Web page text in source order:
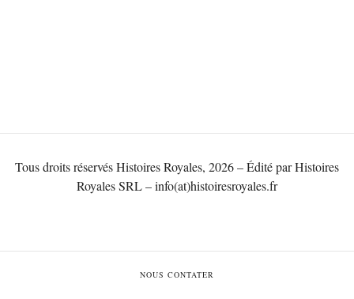
Tous droits réservés Histoires Royales, 2026 – Édité par Histoires
Royales SRL – info(at)histoiresroyales.fr
NOUS CONTATER